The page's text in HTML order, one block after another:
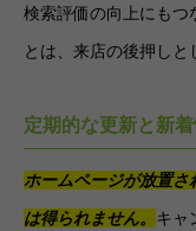
検索評価の向上にもつ
とは、来店の後押しと
定期的な更新と新
ホームページが放置
は得られません。 キャ